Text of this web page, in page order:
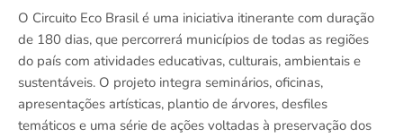
O Circuito Eco Brasil é uma iniciativa itinerante com duração
de 180 dias, que percorrerá municípios de todas as regiões
do país com atividades educativas, culturais, ambientais e
sustentáveis. O projeto integra seminários, oficinas,
apresentações artísticas, plantio de árvores, desfiles
temáticos e uma série de ações voltadas à preservação dos